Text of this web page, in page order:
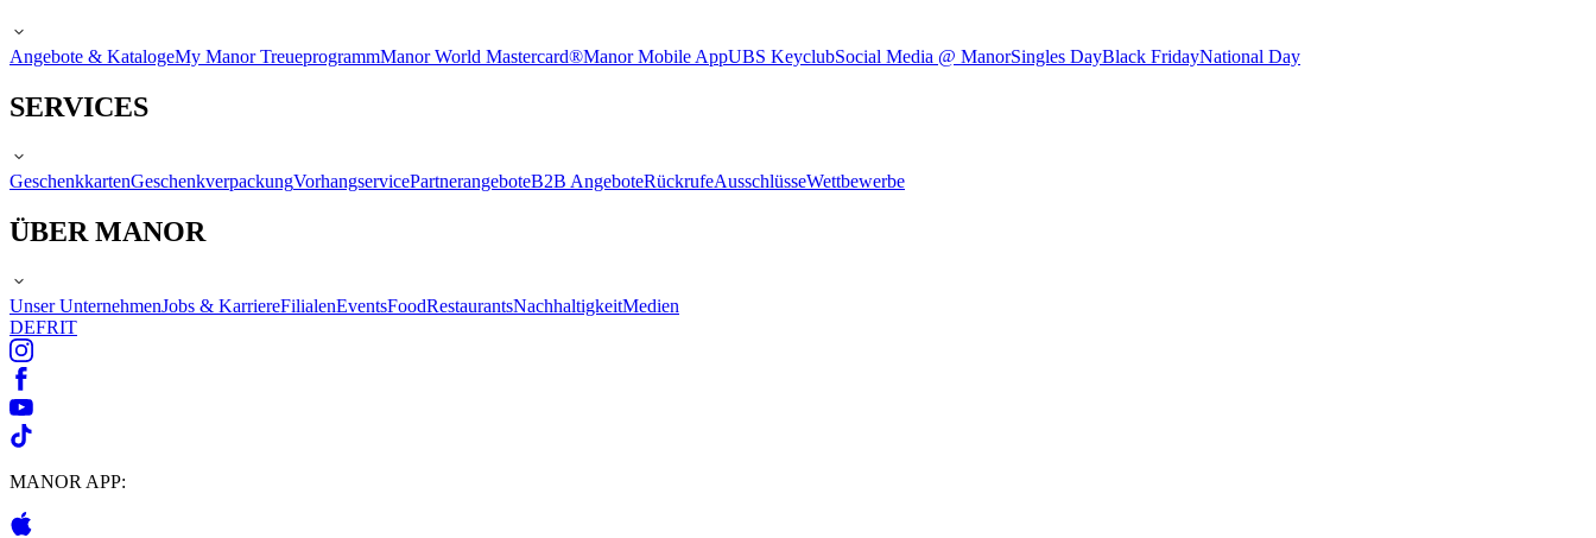
Angebote & KatalogeMy Manor TreueprogrammManor World Mastercard®Manor Mobile AppUBS KeyclubSocial Media @ ManorSingles DayBlack FridayNational Day
SERVICES
GeschenkkartenGeschenkverpackungVorhangservicePartnerangeboteB2B AngeboteRückrufeAusschlüsseWettbewerbe
ÜBER MANOR
Unser UnternehmenJobs & KarriereFilialenEventsFoodRestaurantsNachhaltigkeitMedien
DEFRIT
MANOR APP: